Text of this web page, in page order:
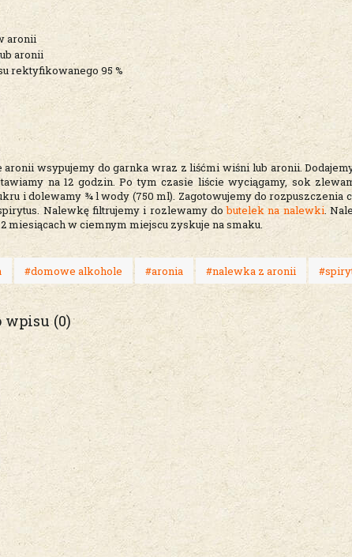
aronii
aronii
rektyfikowanego 95 %
wsypujemy do garnka wraz z liśćmi wiśni lub aronii.
na 12 godzin. Po tym czasie liście wyciągamy, sok
i dolewamy ¾ l wody (750 ml). Zagotowujemy do rozpuszczenia
Nalewkę filtrujemy i rozlewamy dobutelek na nalewki.
miesiącach w ciemnym miejscu zyskuje na smaku.
#domowe alkohole #aronia #nalewka z aronii
wpisu (0)